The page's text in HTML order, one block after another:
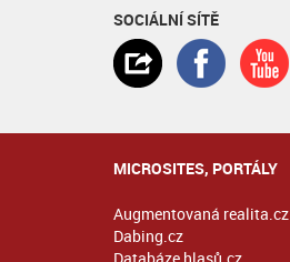
SOCIÁLNÍ SÍTĚ
MICROSITES, PORTÁLY
Augmentovaná realita.cz
Dabing.cz